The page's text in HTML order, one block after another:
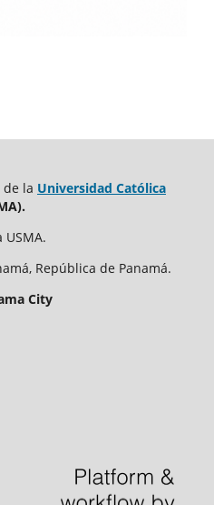
de la Universidad Católica
República de Panamá.
City